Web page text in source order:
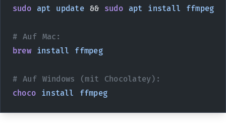
sudo apt update && sudo apt install ffmpeg
# Auf Mac:
brew install ffmpeg
# Auf Windows (mit Chocolatey):
choco install ffmpeg